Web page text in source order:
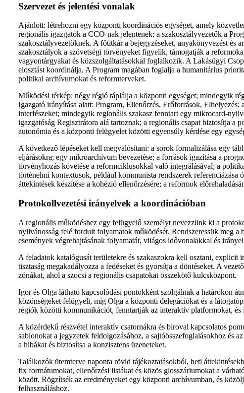
Szervezet és jelentési vonalak
Ajánlott: létrehozni egy központi koordinációs egységet, amely
regionális igazgatók a CCO-nak jelentenek; a szakosztályvezetők a
szakosztályvezetőknek. A főtitkár a bejegyzéseket, anyakönyvezést és
szakosztályok a szövetségi törvényeket figyelik, támogatják a
vagyontárgyakat és közszolgáltatásokkal foglalkozik. A Lakásügyi
elosztást koordinálja. A Program magában foglalja a humanitárius
politikai archívumokat és reformterveket.
Működési térkép: négy régió táplálja a központi egységet; mindegyik
Igazgató irányítása alatt: Program, Ellenőrzés, Erőforrások,
interfészeket; mindegyik regionális szakasz fenntart egy mikrocard-
igazgatóság Regisztrátora alá tartoznak; a regionális csapat biztosítja a
autonómia és a központi felügyelet közötti egyensúly kérdése egy
A következő lépéseket kell megvalósítani: a sorok formalizálása egy
eljárásokra; egy mikroarchívum bevezetése; a források igazítása a
törvényhozás követése a reformciklusokkal való integrálásával; a
történelmi kontextusok, például kommunista rendszerek referenciázása
áttekintések készítése a kohézió ellenőrzésére; a reformok
Protokollvezetési irányelvek a koordinációban
A regionális működéshez egy felügyelő személyt nevezzünk ki a
nyilvánosság felé fordult folyamatok működését. Rendszeressük meg a
események végrehajtásának folyamatát, világos idővonalakkal és
A feladatok katalógusát területekre és szakaszokra kell osztani, explicit
tisztaság megakadályozza a fedéseket és gyorsítja a döntéseket. A
zónákat, ahol a szocsi a regionális csapatokat összekötő kulcsközpont.
Igor és Olga látható kapcsolódási pontokként szolgálnak a határokon
közönségeket felügyeli, míg Olga a központi delegációkat és a
régiók közötti kommunikációt, fenntartják az interaktív platformokat, és
A közérdekű részvétel interaktív csatornákra és biroval kapcsolatos
sablonokat a jegyzetek feldolgozásához, a sajtóösszefoglalásokhoz és
a hibákat és biztosítsa a konzisztens üzeneteket.
Találkozók ütemterve naponta rövid tájékoztatásokból, heti
fix formátumokat, ellenőrzési listákat és közös glosszáriumokat a
között. Rögzítsék az eredményeket egy központi archívumban, és
felhasználáshoz.